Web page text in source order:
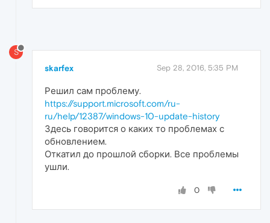
S
skarfex Sep 28, 2016, 5:35 PM
Решил сам проблему.
https://support.microsoft.com/ru-
ru/help/12387/windows-10-update-history
Здесь говорится о каких то проблемах с
обновлением.
Откатил до прошлой сборки. Все проблемы
ушли.
0